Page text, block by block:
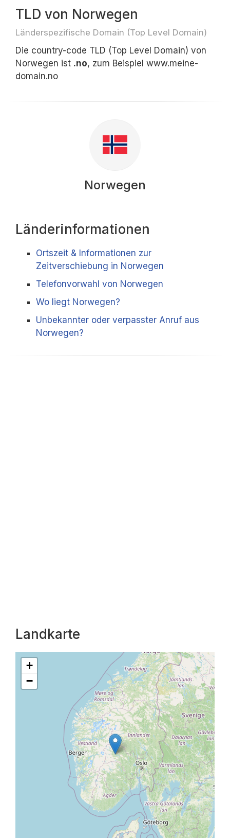
TLD von Norwegen
Länderspezifische Domain (Top Level Domain)
Die country-code TLD (Top Level Domain) von
Norwegen ist .no, zum Beispiel www.meine-
domain.no
Norwegen
Länderinformationen
Ortszeit & Informationen zur
Zeitverschiebung in Norwegen
Telefonvorwahl von Norwegen
Wo liegt Norwegen?
Unbekannter oder verpasster Anruf aus
Norwegen?
Landkarte
+
−